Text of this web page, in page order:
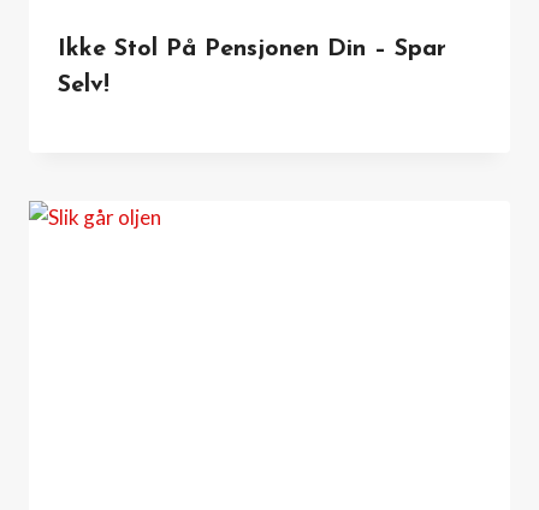
Ikke Stol På Pensjonen Din – Spar
Selv!